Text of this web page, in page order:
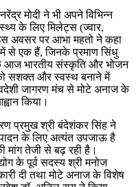
मोदी ने भी अपने विभिन्न
के लिए मिलेट्स (ज्वार,
अवसर पर आभा महतो ने कहा
से एक हैं, जिनके प्रमाण सिंधु
आज भारतीय संस्कृति और भोजन
को सशक्त और स्वस्थ बनाने में
जागरण मंच से मोटे अनाज के
किया।
प्रमुख श्री बंदेशंकर सिंह ने
के लिए अत्यंत उपजाऊ है
मांग तेजी से बढ़ रही है।
के पूर्व सदस्य श्री मनोज
दी तथा मोटे अनाज के विशेष